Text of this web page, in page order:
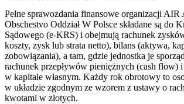
Pełne sprawozdania finansowe organizacji AIR
Obschestvo Oddział W Polsce składane są do
Sądowego (e-KRS) i obejmują rachunek
koszty, zysk lub strata netto), bilans (aktywa,
zobowiązania), a tam, gdzie jednostka je
rachunek przepływów pieniężnych (cash flow)
w kapitale własnym. Każdy rok obrotowy to
w układzie zgodnym ze wzorem z ustawy o
kwotami w złotych.